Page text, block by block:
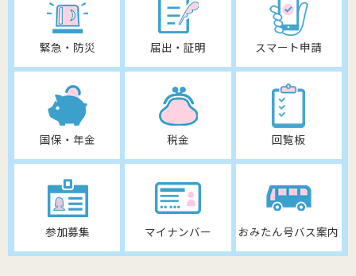
緊急・防災 届出・証明 スマート申請
国保・年金 税金 回覧板
参加募集 マイナンバー おみたん号バス案内